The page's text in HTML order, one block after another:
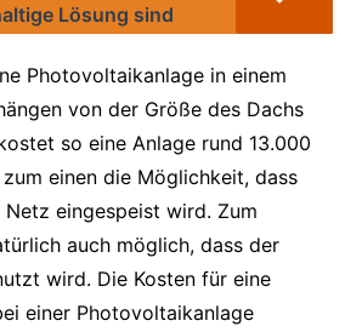
Lösung sind
Photovoltaikanlage in einem
von der Größe des Dachs
so eine Anlage rund 13.000
einen die Möglichkeit, dass
eingespeist wird. Zum
auch möglich, dass der
wird. Die Kosten für eine
einer Photovoltaikanlage